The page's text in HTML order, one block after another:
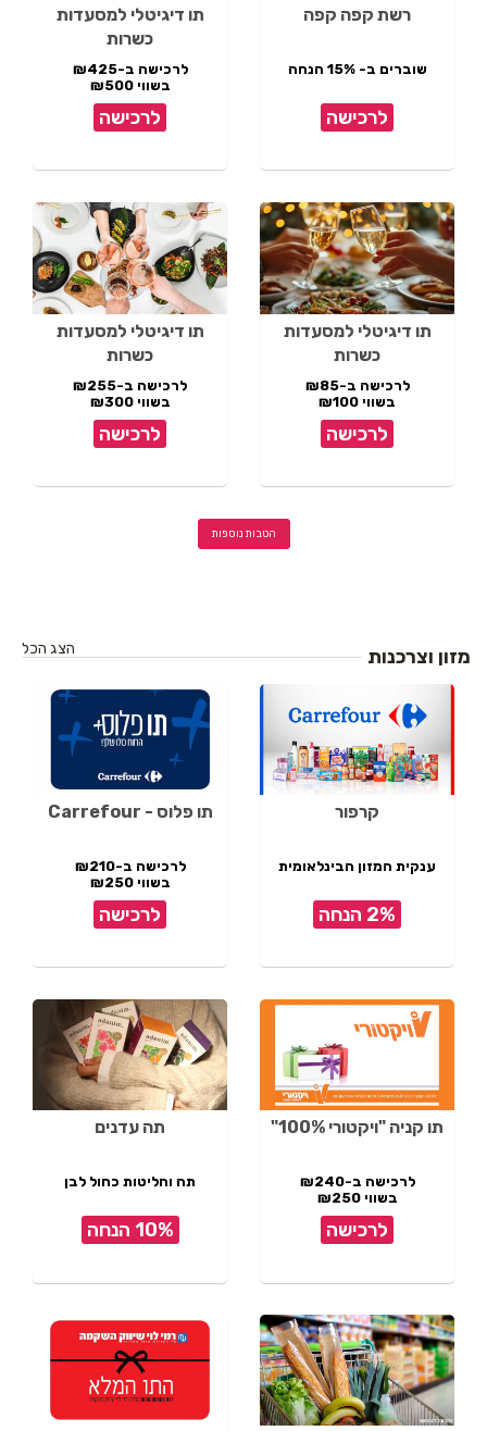
רשת קפה קפה
שוברים ב- 15% הנחה
לרכישה
תו דיגיטלי למסעדות
כשרות
לרכישה ב-₪425
בשווי ₪500
לרכישה
תו דיגיטלי למסעדות
כשרות
לרכישה ב-₪85
בשווי ₪100
לרכישה
תו דיגיטלי למסעדות
כשרות
לרכישה ב-₪255
בשווי ₪300
לרכישה
הטבות נוספות
מזון וצרכנות הצג הכל
קרפור
ענקית המזון הבינלאומית
2% הנחה
תו פלוס - Carrefour
לרכישה ב-₪210
בשווי ₪250
לרכישה
תו קניה "ויקטורי 100%"
לרכישה ב-₪240
בשווי ₪250
לרכישה
תה עדנים
תה וחליטות כחול לבן
10% הנחה